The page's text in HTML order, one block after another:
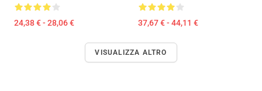
24,38 € - 28,06 € 37,67 € - 44,11 €
VISUALIZZA ALTRO